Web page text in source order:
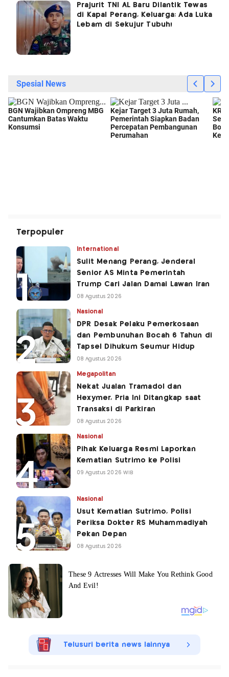
Prajurit TNI AL Baru Dilantik Tewas
di Kapal Perang, Keluarga: Ada Luka
Lebam di Sekujur Tubuh!
Terpopuler
International
Sulit Menang Perang, Jenderal
Senior AS Minta Pemerintah
Trump Cari Jalan Damai Lawan Iran
08 Agustus 2026
Nasional
DPR Desak Pelaku Pemerkosaan
dan Pembunuhan Bocah 6 Tahun di
Tapsel Dihukum Seumur Hidup
08 Agustus 2026
Megapolitan
Nekat Jualan Tramadol dan
Hexymer, Pria Ini Ditangkap saat
Transaksi di Parkiran
08 Agustus 2026
Nasional
Pihak Keluarga Resmi Laporkan
Kematian Sutrimo ke Polisi
09 Agustus 2026 WIB
Nasional
Usut Kematian Sutrimo, Polisi
Periksa Dokter RS Muhammadiyah
Pekan Depan
08 Agustus 2026
Telusuri berita news lainnya